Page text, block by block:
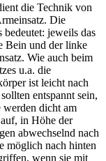
die Technik von
Die
jeweils das
Bein und der linke
Wie auch beim
u.a. die
ist leicht nach
entspannt sein,
werden dicht am
in Höhe der
abwechselnd nach
möglich nach hinten
wenn sie mit